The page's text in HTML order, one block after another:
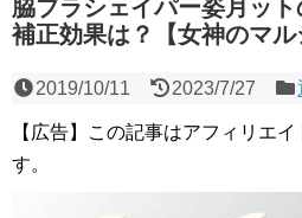
脇ブラシェイパー姿月ット
補正効果は？【女神のマル
2019/10/11 2023/7/27
【広告】この記事はアフィリエ
す。